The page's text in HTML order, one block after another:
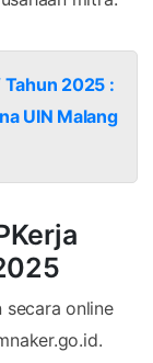
2025 :
UIN Malang
secara online